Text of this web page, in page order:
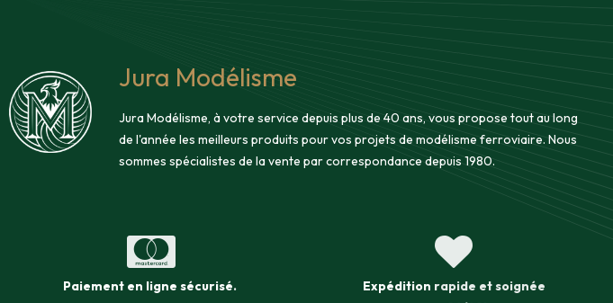
Jura Modélisme
Jura Modélisme, à votre service depuis plus de 40 ans, vous propose tout au long
de l'année les meilleurs produits pour vos projets de modélisme ferroviaire. Nous
sommes spécialistes de la vente par correspondance depuis 1980.
Paiement en ligne sécurisé. Expédition rapide et soignée